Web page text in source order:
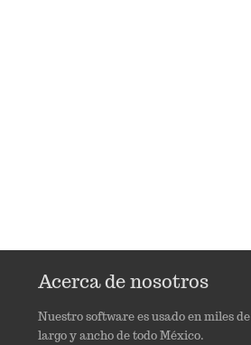
Acerca de nosotros
Nuestro software es usado en miles de
largo y ancho de todo México.